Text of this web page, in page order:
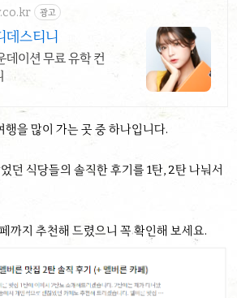
광고
데스티니
데이션 무료 유학 컨
을 많이 가는 곳 중 하나입니다.
던 식당들의 솔직한 후기를 1탄, 2탄 나눠서
까지 추천해 드렸으니 꼭 확인해 보세요.